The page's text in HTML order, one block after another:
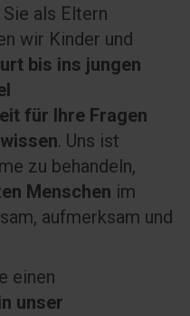
als Eltern
wir Kinder und
bis ins jungen
für Ihre Fragen
. Uns ist
zu behandeln,
Menschen im
aufmerksam und
einen
unser